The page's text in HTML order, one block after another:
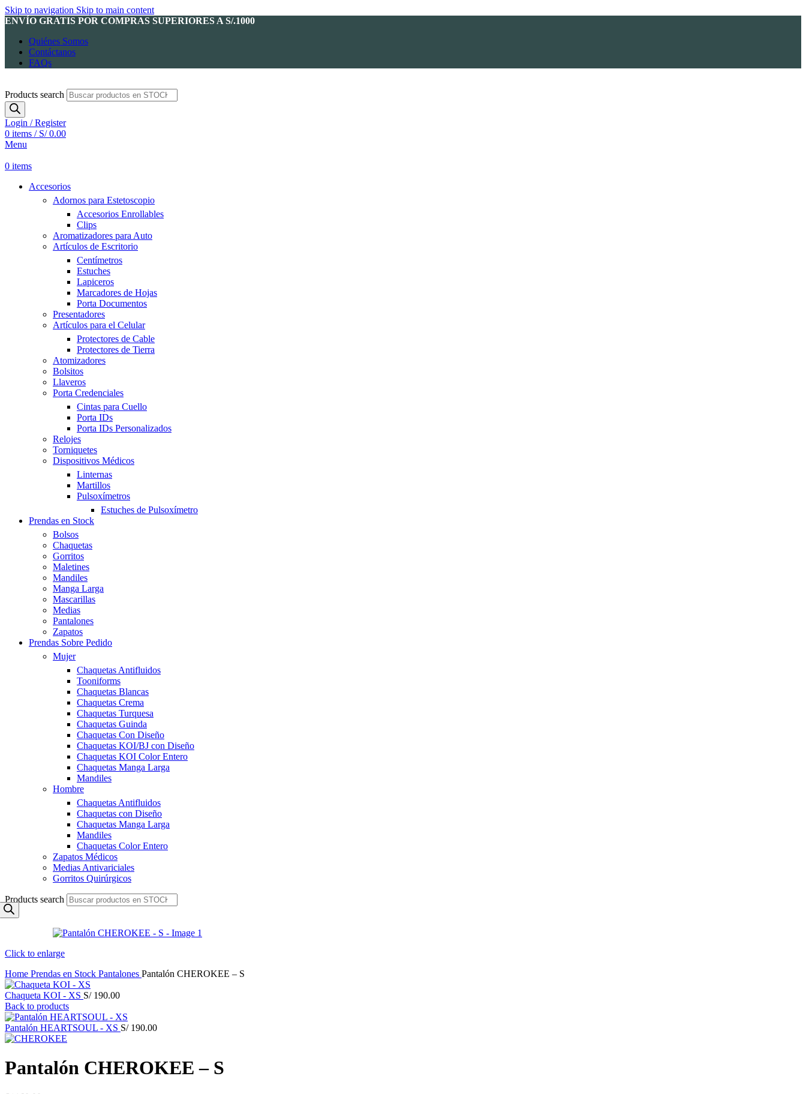
Skip to navigation Skip to main content
ENVÍO GRATIS POR COMPRAS SUPERIORES A S/.1000
Quiénes Somos
Contáctanos
FAQs
Products search
Login / Register
0 items / S/0.00
Menu
0 items
Accesorios
Adornos para Estetoscopio
Accesorios Enrollables
Clips
Aromatizadores para Auto
Artículos de Escritorio
Centímetros
Estuches
Lapiceros
Marcadores de Hojas
Porta Documentos
Presentadores
Artículos para el Celular
Protectores de Cable
Protectores de Tierra
Atomizadores
Bolsitos
Llaveros
Porta Credenciales
Cintas para Cuello
Porta IDs
Porta IDs Personalizados
Relojes
Torniquetes
Dispositivos Médicos
Linternas
Martillos
Pulsoxímetros
Estuches de Pulsoxímetro
Prendas en Stock
Bolsos
Chaquetas
Gorritos
Maletines
Mandiles
Manga Larga
Mascarillas
Medias
Pantalones
Zapatos
Prendas Sobre Pedido
Mujer
Chaquetas Antifluidos
Tooniforms
Chaquetas Blancas
Chaquetas Crema
Chaquetas Turquesa
Chaquetas Guinda
Chaquetas Con Diseño
Chaquetas KOI/BJ con Diseño
Chaquetas KOI Color Entero
Chaquetas Manga Larga
Mandiles
Hombre
Chaquetas Antifluidos
Chaquetas con Diseño
Chaquetas Manga Larga
Mandiles
Chaquetas Color Entero
Zapatos Médicos
Medias Antivariciales
Gorritos Quirúrgicos
Products search
Click to enlarge
Home Prendas en Stock Pantalones Pantalón CHEROKEE – S
Chaqueta KOI - XS S/190.00
Back to products
Pantalón HEARTSOUL - XS S/190.00
Pantalón CHEROKEE – S